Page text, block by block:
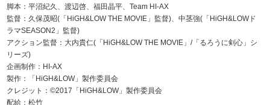
脚本：平沼紀久、渡辺啓、福田晶平、Team HI-AX
監督：久保茂昭(「HiGH&LOW THE MOVIE」監督)、中茎強(「HiGH&LOWド
ラマSEASON2」監督)
アクション監督：大内貴仁(「HiGH&LOW THE MOVIE」/「るろうに剣心」シ
リーズ)
企画制作：HI-AX
製作：「HiGH&LOW」製作委員会
クレジット：©2017「HiGH&LOW」製作委員会
配給：松竹